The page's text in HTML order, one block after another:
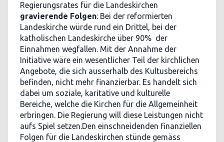
Regierungsrates für die Landeskirchen
gravierende Folgen: Bei der reformierten
Landeskirche würde rund ein Drittel, bei der
katholischen Landeskirche über 90% der
Einnahmen wegfallen. Mit der Annahme der
Initiative wäre ein wesentlicher Teil der kirchlichen
Angebote, die sich ausserhalb des Kultusbereichs
befinden, nicht mehr finanzierbar. Es handelt sich
dabei um soziale, karitative und kulturelle
Bereiche, welche die Kirchen für die Allgemeinheit
erbringen. Die Regierung will diese Leistungen nicht
aufs Spiel setzen.Den einschneidenden finanziellen
Folgen für die Landeskirchen stünde gemäss